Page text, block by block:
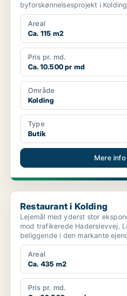
byforskønnelsesprojekt i
Byforskønn...
Areal
Ca. 115 m2
Pris pr. md.
Ca. 10.500 pr md
Område
Kolding
Type
Butik
Mere info
Restaurant i Kolding
Restaurant i Kolding
Lejemål med yderst stor
mod trafikerede Haderslevvej.
beliggende i den markante
”Kobberpaladset”. Anvende...
Areal
Ca. 435 m2
Pris pr. md.